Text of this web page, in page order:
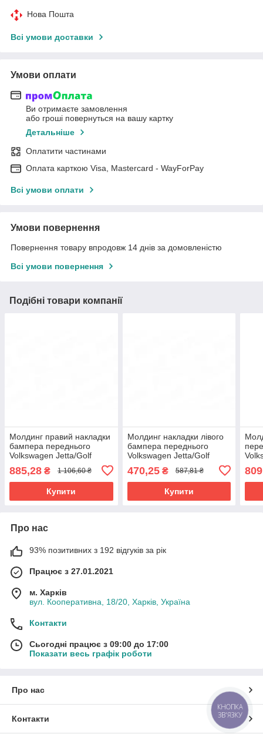
Нова Пошта
Всі умови доставки
Умови оплати
Ви отримаєте замовлення
або гроші повернуться на вашу картку
Детальніше
Оплатити частинами
Оплата карткою Visa, Mastercard - WayForPay
Всі умови оплати
Умови повернення
Повернення товару впродовж 14 днів за домовленістю
Всі умови повернення
Подібні товари компанії
Молдинг правий накладки
бампера переднього
Volkswagen Jetta/Golf
Kombi 1K5/1KM 2005-2010
1K08072442ZZ
885,28 ₴ 1 106,60 ₴
Купити
Молдинг накладки лівого
бампера переднього
Volkswagen Jetta/Golf
Kombi 1k5/1km 2005-2010
1K08072432ZZ
470,25₴ 587,81 ₴
Купити
Про нас
93% позитивних з 192 відгуків за рік
Працює з 27.01.2021
м. Харків
вул. Кооперативна, 18/20, Харків, Україна
Контакти
Сьогодні працює з 09:00 до 17:00
Показати весь графік роботи
Про нас
Контакти
КНОПКА
ЗВ'ЯЗКУ